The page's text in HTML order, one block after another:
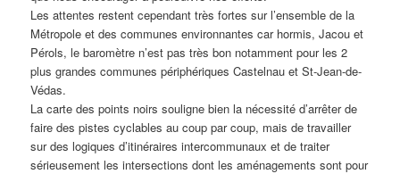
Les attentes restent cependant très fortes sur l’ensemble de la
Métropole et des communes environnantes car hormis, Jacou et
Pérols, le baromètre n’est pas très bon notamment pour les 2
plus grandes communes périphériques Castelnau et St-Jean-de-
Védas.
La carte des points noirs souligne bien la nécessité d’arrêter de
faire des pistes cyclables au coup par coup, mais de travailler
sur des logiques d’itinéraires intercommunaux et de traiter
sérieusement les intersections dont les aménagements sont pour